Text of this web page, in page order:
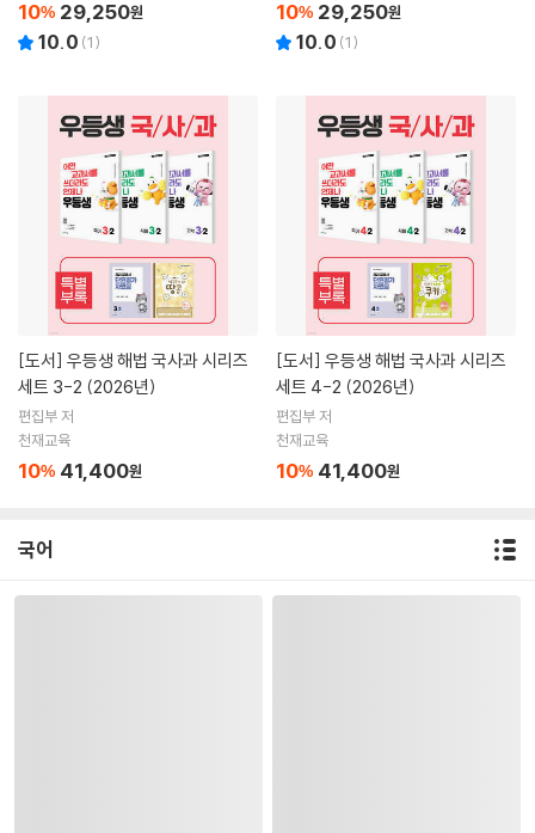
10% 29,250원
10.0 (1)
10% 29,250원
10.0 (1)
[도서]
세트 3-2 (2026년)
편집부 저
천재교육
10% 41,400원
[도서]
세트 4-2 (2026년)
편집부 저
천재교육
10% 41,400원
국어